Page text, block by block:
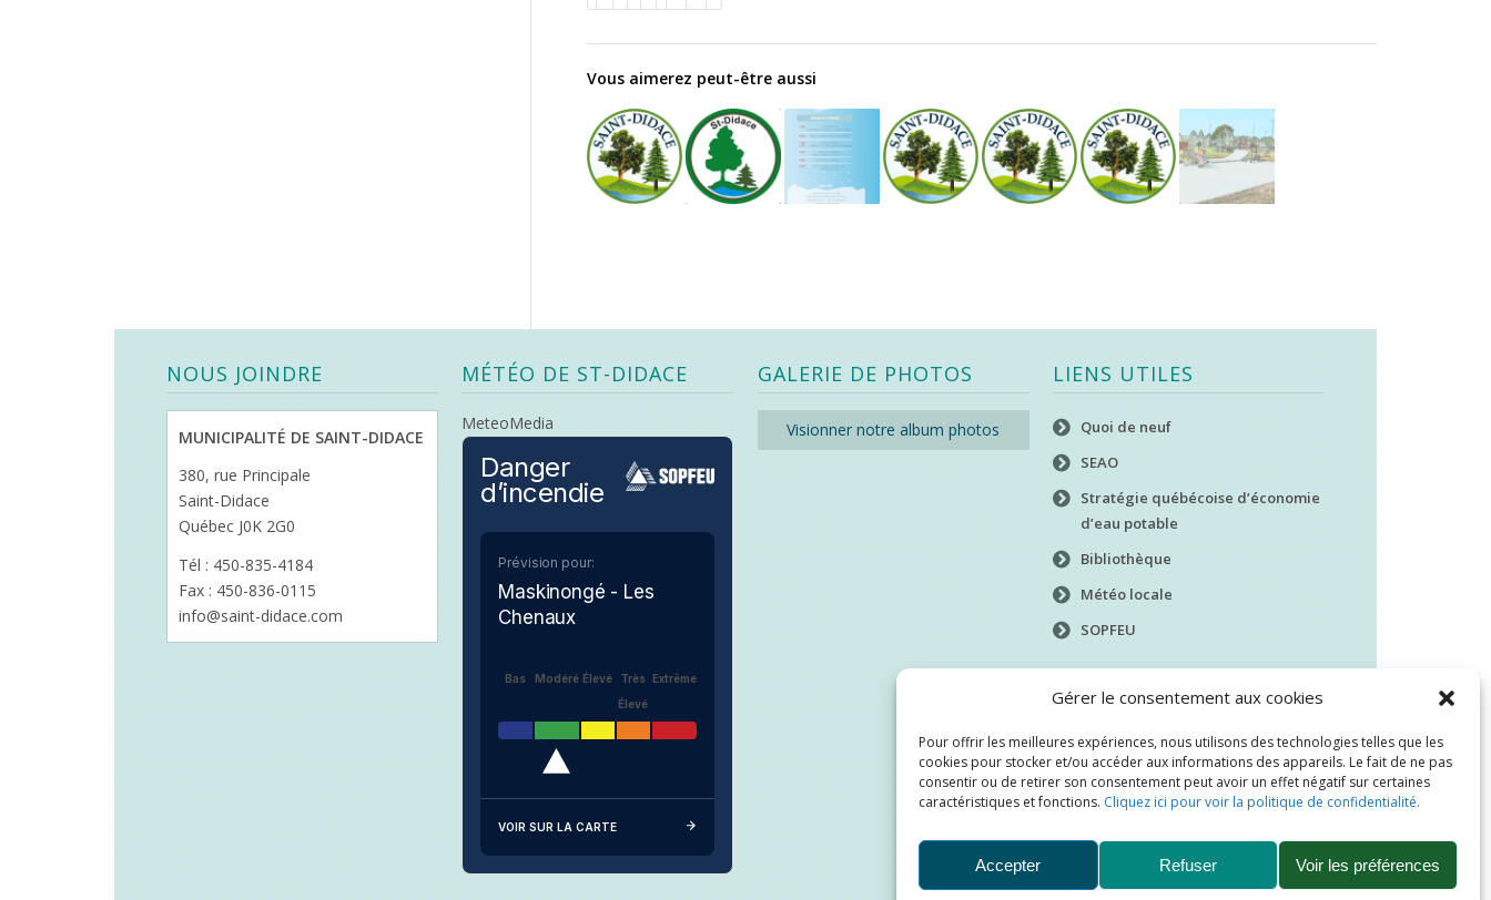
Gérer le consentement aux cookies
Pour offrir les meilleures expériences, nous utilisons des technologies telles que les
cookies pour stocker et/ou accéder aux informations des appareils. Le fait de ne pas
consentir ou de retirer son consentement peut avoir un effet négatif sur certaines
caractéristiques et fonctions. Cliquez ici pour voir la politique de confidentialité.
Accepter Refuser Voir les préférences
Vous aimerez peut-être aussi
NOUS JOINDRE
MUNICIPALITÉ DE SAINT-DIDACE
380, rue Principale
Saint-Didace
Québec J0K 2G0
Tél : 450-835-4184
Fax : 450-836-0115
info@saint-didace.com
MÉTÉO DE ST-DIDACE
MeteoMedia
Danger
d’incendie
Prévision pour:
Maskinongé - Les
Chenaux
Bas Modéré Élevé
Très
Élevé
Extrême
VOIR SUR LA CARTE
GALERIE DE PHOTOS
Visionner notre album photos
LIENS UTILES
Quoi de neuf
SEAO
Stratégie québécoise d’économie
d’eau potable
Bibliothèque
Météo locale
SOPFEU